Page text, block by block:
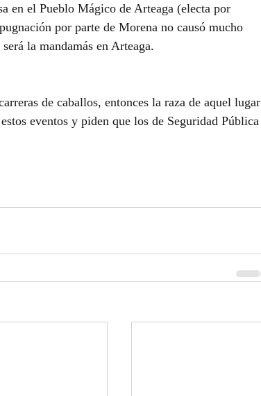
en el Pueblo Mágico de Arteaga (electa por
por parte de Morena no causó mucho
la mandamás en Arteaga.
de caballos, entonces la raza de aquel lugar
eventos y piden que los de Seguridad Pública